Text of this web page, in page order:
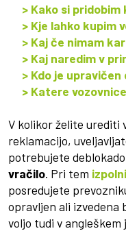
> Kako si
> Kje lahko kupim
> Kaj če nimam
> Kaj naredim v
> Kdo je
> Katere
V kolikor želite urediti
reklamacijo,
potrebujete
vračilo. Pri tem
posredujete
opravljen ali izvedena
voljo tudi v angleškem